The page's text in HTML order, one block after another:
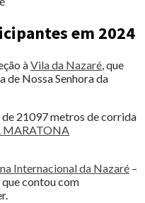
em 2024
àVila da Nazaré, que
de Nossa Senhora da
21097 metros de corrida
MARATONA
Internacional da Nazaré –
contou com